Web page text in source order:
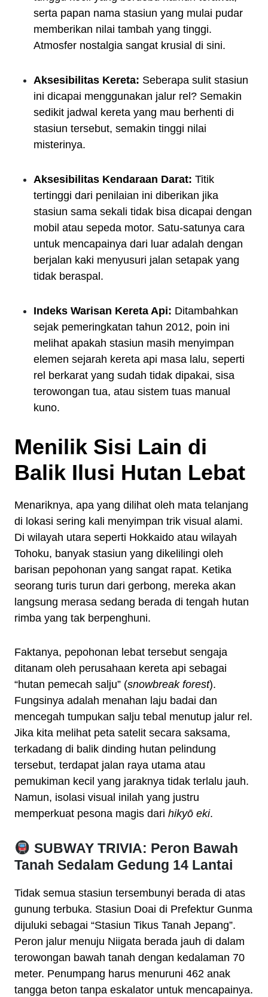
serta papan nama stasiun yang mulai pudar
memberikan nilai tambah yang tinggi.
Atmosfer nostalgia sangat krusial di sini.
Aksesibilitas Kereta: Seberapa sulit stasiun
ini dicapai menggunakan jalur rel? Semakin
sedikit jadwal kereta yang mau berhenti di
stasiun tersebut, semakin tinggi nilai
misterinya.
Aksesibilitas Kendaraan Darat: Titik
tertinggi dari penilaian ini diberikan jika
stasiun sama sekali tidak bisa dicapai dengan
mobil atau sepeda motor. Satu-satunya cara
untuk mencapainya dari luar adalah dengan
berjalan kaki menyusuri jalan setapak yang
tidak beraspal.
Indeks Warisan Kereta Api: Ditambahkan
sejak pemeringkatan tahun 2012, poin ini
melihat apakah stasiun masih menyimpan
elemen sejarah kereta api masa lalu, seperti
rel berkarat yang sudah tidak dipakai, sisa
terowongan tua, atau sistem tuas manual
kuno.
Menilik Sisi Lain di
Balik Ilusi Hutan Lebat
Menariknya, apa yang dilihat oleh mata telanjang
di lokasi sering kali menyimpan trik visual alami.
Di wilayah utara seperti Hokkaido atau wilayah
Tohoku, banyak stasiun yang dikelilingi oleh
barisan pepohonan yang sangat rapat. Ketika
seorang turis turun dari gerbong, mereka akan
langsung merasa sedang berada di tengah hutan
rimba yang tak berpenghuni.
Faktanya, pepohonan lebat tersebut sengaja
ditanam oleh perusahaan kereta api sebagai
“hutan pemecah salju” (snowbreak forest).
Fungsinya adalah menahan laju badai dan
mencegah tumpukan salju tebal menutup jalur rel.
Jika kita melihat peta satelit secara saksama,
terkadang di balik dinding hutan pelindung
tersebut, terdapat jalan raya utama atau
pemukiman kecil yang jaraknya tidak terlalu jauh.
Namun, isolasi visual inilah yang justru
memperkuat pesona magis dari hikyō eki.
SUBWAY TRIVIA: Peron Bawah
Tanah Sedalam Gedung 14 Lantai
Tidak semua stasiun tersembunyi berada di atas
gunung terbuka. Stasiun Doai di Prefektur Gunma
dijuluki sebagai “Stasiun Tikus Tanah Jepang”.
Peron jalur menuju Niigata berada jauh di dalam
terowongan bawah tanah dengan kedalaman 70
meter. Penumpang harus menuruni 462 anak
tangga beton tanpa eskalator untuk mencapainya.